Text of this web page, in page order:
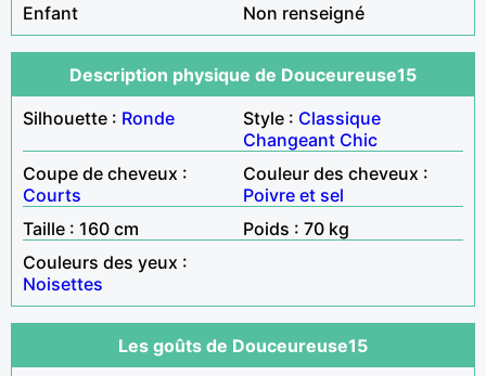
Enfant
Non renseigné
Description physique de Douceureuse15
Silhouette : Ronde Style : Classique
Changeant Chic
Coupe de cheveux :
Courts
Couleur des cheveux :
Poivre et sel
Taille : 160 cm
Poids : 70 kg
Couleurs des yeux :
Noisettes
Les goûts de Douceureuse15